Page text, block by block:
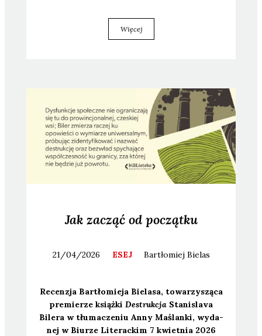
Więcej
Jak zacząć od początku
21/04/2026 ESEJ Bartłomiej Bielas
Recen­zja Bar­tło­mie­ja Bie­la­sa, towa­rzy­szą­ca
pre­mie­rze książ­ki Destruk­cja Sta­ni­sla­va
Bile­ra w tłu­ma­cze­niu Anny Maślan­ki, wyda­
nej w Biu­rze Lite­rac­kim 7 kwiet­nia 2026